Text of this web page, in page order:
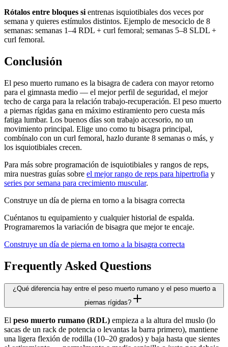
Rótalos entre bloques si entrenas isquiotibiales dos veces por
semana y quieres estímulos distintos. Ejemplo de mesociclo de 8
semanas: semanas 1–4 RDL + curl femoral; semanas 5–8 SLDL +
curl femoral.
Conclusión
El peso muerto rumano es la bisagra de cadera con mayor retorno
para el gimnasta medio — el mejor perfil de seguridad, el mejor
techo de carga para la relación trabajo-recuperación. El peso muerto
a piernas rígidas gana en máximo estiramiento pero cuesta más
fatiga lumbar. Los buenos días son trabajo accesorio, no un
movimiento principal. Elige uno como tu bisagra principal,
combínalo con un curl femoral, hazlo durante 8 semanas o más, y
los isquiotibiales crecen.
Para más sobre programación de isquiotibiales y rangos de reps,
mira nuestras guías sobre el mejor rango de reps para hipertrofia y
series por semana para crecimiento muscular.
Construye un día de pierna en torno a la bisagra correcta
Cuéntanos tu equipamiento y cualquier historial de espalda.
Programaremos la variación de bisagra que mejor te encaje.
Construye un día de pierna en torno a la bisagra correcta
Frequently Asked Questions
¿Qué diferencia hay entre el peso muerto rumano y el peso muerto a
piernas rígidas?
El peso muerto rumano (RDL) empieza a la altura del muslo (lo
sacas de un rack de potencia o levantas la barra primero), mantiene
una ligera flexión de rodilla (10–20 grados) y baja hasta que sientes